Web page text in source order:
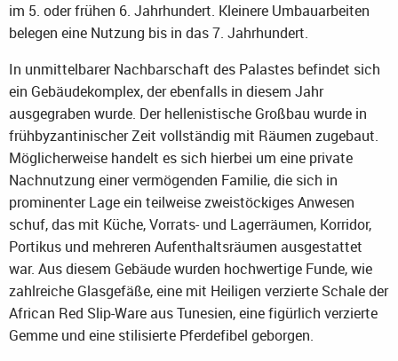
im 5. oder frühen 6. Jahrhundert. Kleinere Umbauarbeiten
belegen eine Nutzung bis in das 7. Jahrhundert.
In unmittelbarer Nachbarschaft des Palastes befindet sich
ein Gebäudekomplex, der ebenfalls in diesem Jahr
ausgegraben wurde. Der hellenistische Großbau wurde in
frühbyzantinischer Zeit vollständig mit Räumen zugebaut.
Möglicherweise handelt es sich hierbei um eine private
Nachnutzung einer vermögenden Familie, die sich in
prominenter Lage ein teilweise zweistöckiges Anwesen
schuf, das mit Küche, Vorrats- und Lagerräumen, Korridor,
Portikus und mehreren Aufenthaltsräumen ausgestattet
war. Aus diesem Gebäude wurden hochwertige Funde, wie
zahlreiche Glasgefäße, eine mit Heiligen verzierte Schale der
African Red Slip-Ware aus Tunesien, eine figürlich verzierte
Gemme und eine stilisierte Pferdefibel geborgen.